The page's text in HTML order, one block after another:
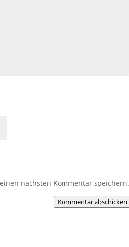
nächsten Kommentar speichern.
Kommentar abschicken